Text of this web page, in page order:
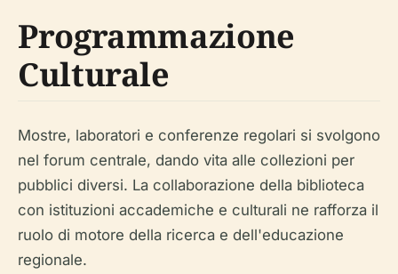
Programmazione
Culturale
Mostre, laboratori e conferenze regolari si svolgono
nel forum centrale, dando vita alle collezioni per
pubblici diversi. La collaborazione della biblioteca
con istituzioni accademiche e culturali ne rafforza il
ruolo di motore della ricerca e dell'educazione
regionale.